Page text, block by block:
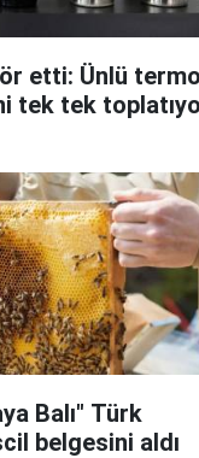
etti: Ünlü
tek tek
Balı" Türk
belgesini aldı